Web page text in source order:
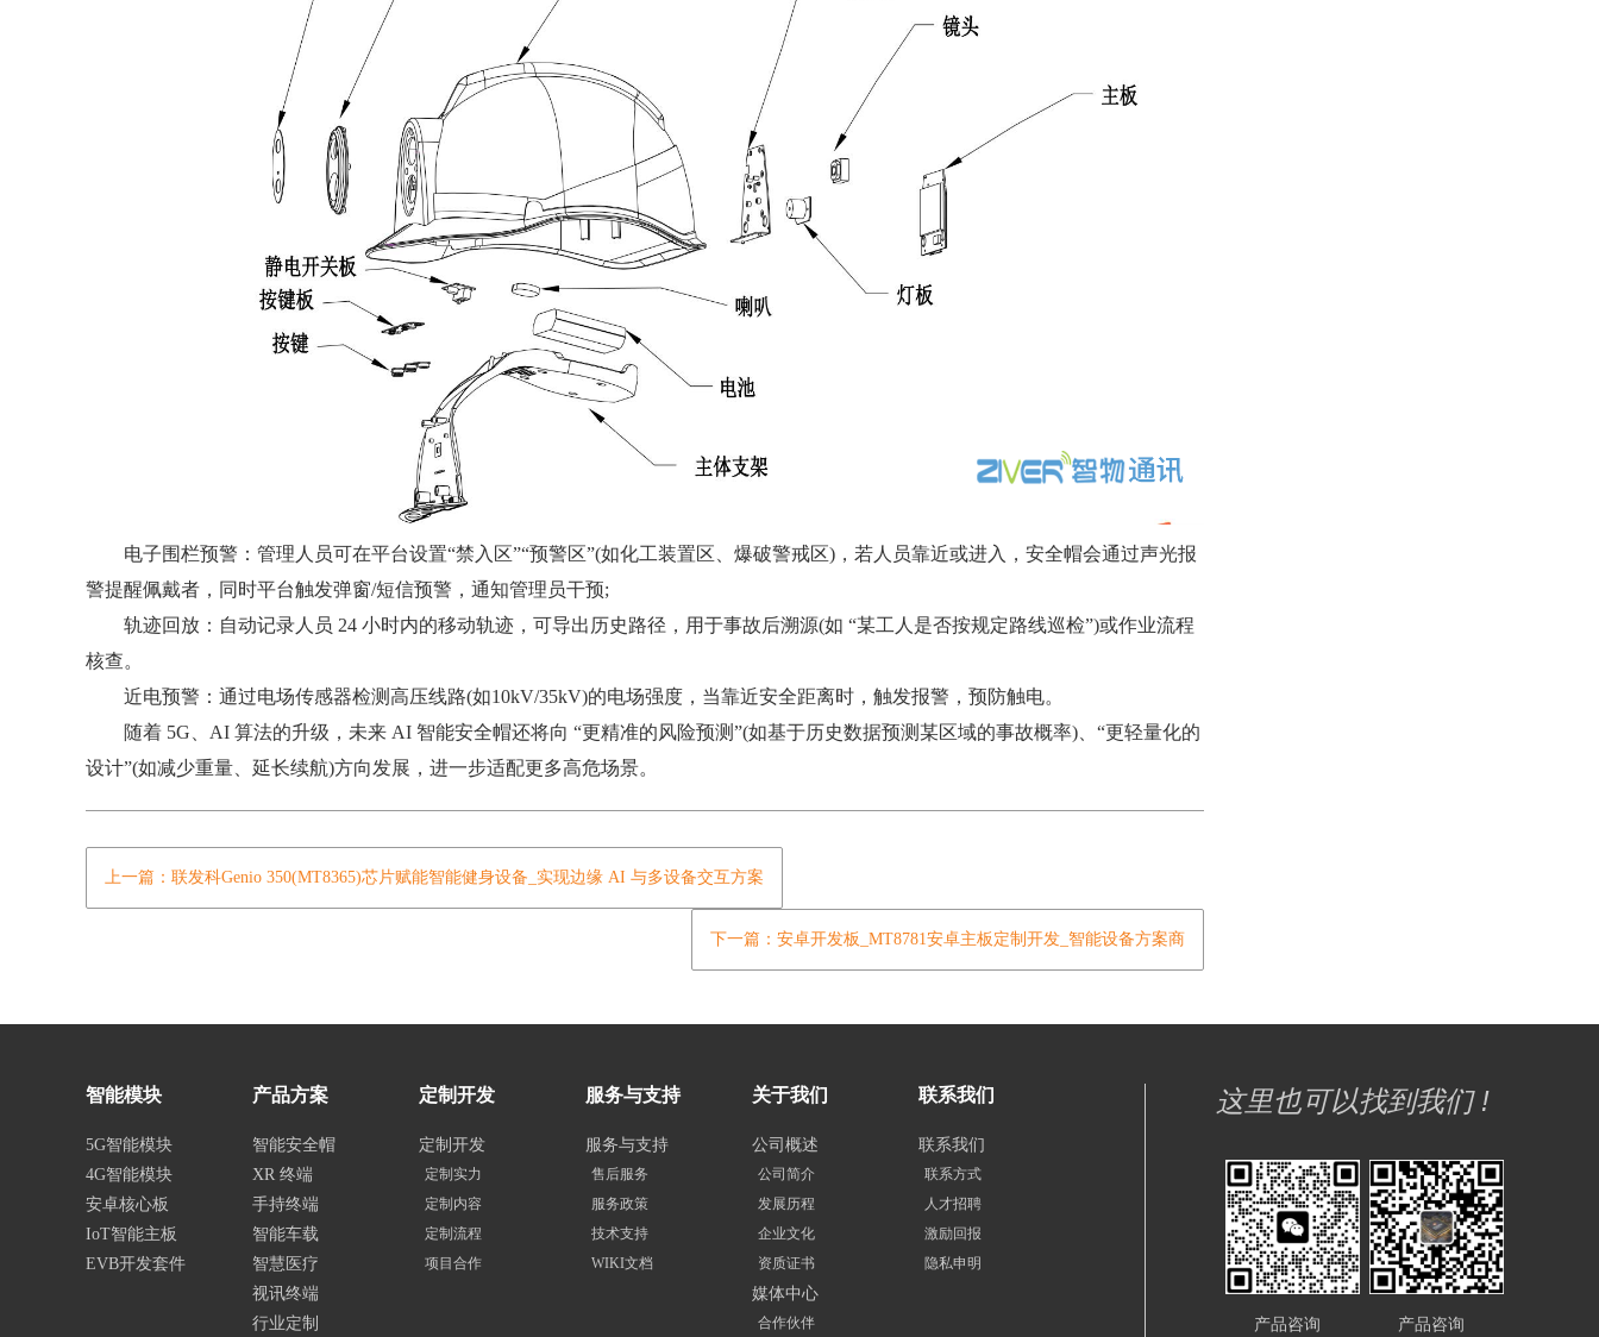
电子围栏预警：管理人员可在平台设置“禁入区”“预警区”(如化工装置区、爆破警戒区)，若人员靠近或进入，安全帽会通过声光报
警提醒佩戴者，同时平台触发弹窗/短信预警，通知管理员干预;
轨迹回放：自动记录人员 24 小时内的移动轨迹，可导出历史路径，用于事故后溯源(如 “某工人是否按规定路线巡检”)或作业流程
核查。
近电预警：通过电场传感器检测高压线路(如10kV/35kV)的电场强度，当靠近安全距离时，触发报警，预防触电。
随着 5G、AI 算法的升级，未来 AI 智能安全帽还将向 “更精准的风险预测”(如基于历史数据预测某区域的事故概率)、“更轻量化的
设计”(如减少重量、延长续航)方向发展，进一步适配更多高危场景。
上一篇：联发科Genio 350(MT8365)芯片赋能智能健身设备_实现边缘 AI 与多设备交互方案
下一篇：安卓开发板_MT8781安卓主板定制开发_智能设备方案商
智能模块
5G智能模块
4G智能模块
安卓核心板
IoT智能主板
EVB开发套件
产品方案
智能安全帽
XR 终端
手持终端
智能车载
智慧医疗
视讯终端
行业定制
定制开发
定制开发
定制实力
定制内容
定制流程
项目合作
服务与支持
服务与支持
售后服务
服务政策
技术支持
WIKI文档
关于我们
公司概述
公司简介
发展历程
企业文化
资质证书
媒体中心
合作伙伴
联系我们
联系我们
联系方式
人才招聘
激励回报
隐私申明
这里也可以找到我们 !
产品咨询 产品咨询